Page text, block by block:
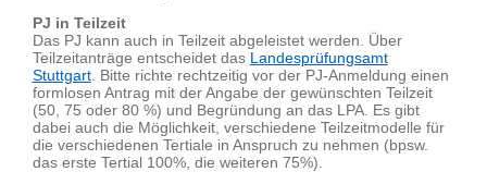
PJ in Teilzeit
Das PJ kann auch in Teilzeit abgeleistet werden. Über
Teilzeitanträge entscheidet das Landesprüfungsamt
Stuttgart. Bitte richte rechtzeitig vor der PJ-Anmeldung einen
formlosen Antrag mit der Angabe der gewünschten Teilzeit
(50, 75 oder 80 %) und Begründung an das LPA. Es gibt
dabei auch die Möglichkeit, verschiedene Teilzeitmodelle für
die verschiedenen Tertiale in Anspruch zu nehmen (bpsw.
das erste Tertial 100%, die weiteren 75%).